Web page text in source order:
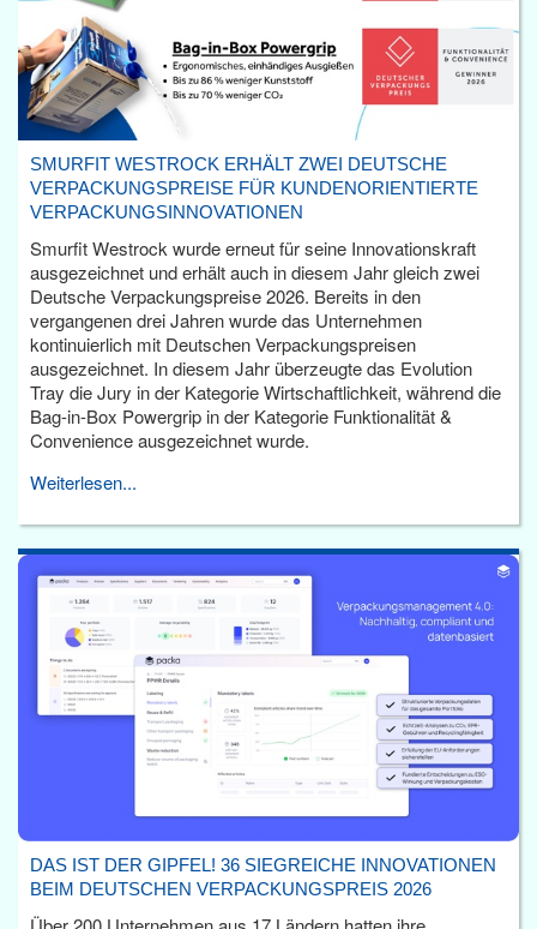
SMURFIT WESTROCK ERHÄLT ZWEI DEUTSCHE
VERPACKUNGSPREISE FÜR KUNDENORIENTIERTE
VERPACKUNGSINNOVATIONEN
Smurfit Westrock wurde erneut für seine Innovationskraft
ausgezeichnet und erhält auch in diesem Jahr gleich zwei
Deutsche Verpackungspreise 2026. Bereits in den
vergangenen drei Jahren wurde das Unternehmen
kontinuierlich mit Deutschen Verpackungspreisen
ausgezeichnet. In diesem Jahr überzeugte das Evolution
Tray die Jury in der Kategorie Wirtschaftlichkeit, während die
Bag-in-Box Powergrip in der Kategorie Funktionalität &
Convenience ausgezeichnet wurde.
Weiterlesen...
DAS IST DER GIPFEL! 36 SIEGREICHE INNOVATIONEN
BEIM DEUTSCHEN VERPACKUNGSPREIS 2026